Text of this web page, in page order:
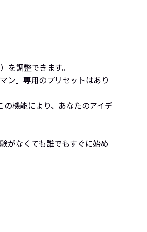
を調整できます。
ン」専用のプリセットはあり
機能により、あなたのアイデ
がなくても誰でもすぐに始め